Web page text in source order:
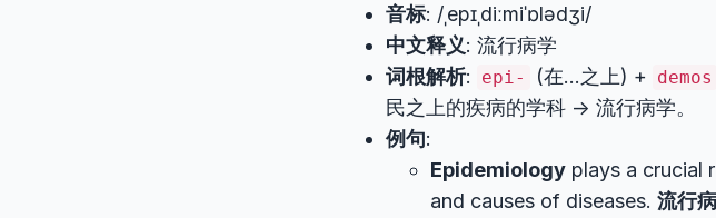
音标: /ˌepɪˌdiːmiˈɒlədʒi/
中文释义: 流行病学
词根解析: epi- (在…之上) + demos
民之上的疾病的学科 -> 流行病学。
例句:
Epidemiology plays a crucial
and causes of diseases. 流行